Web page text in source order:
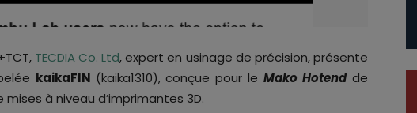
TECDIA Co. Ltd, expert en usinage de précision, présente
kaikaFIN (kaika1310), conçue pour leMako Hotendde
mises à niveau d’imprimantes 3D.